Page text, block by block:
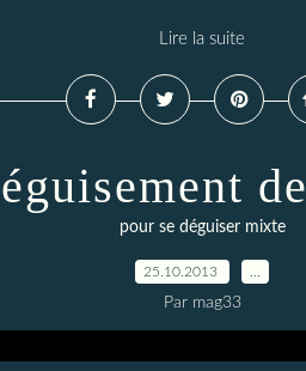
Lire la suite
pour se déguiser mixte
25.10.2013
Par mag33